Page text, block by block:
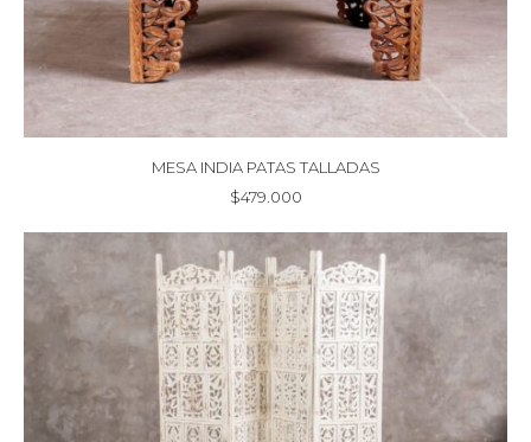
MESA INDIA PATAS TALLADAS
$479.000